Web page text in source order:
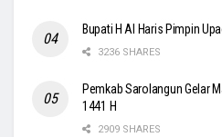
Bupati H Al Haris Pimpin
3236 SHARES
Pemkab Sarolangun Gelar
1441 H
2909 SHARES